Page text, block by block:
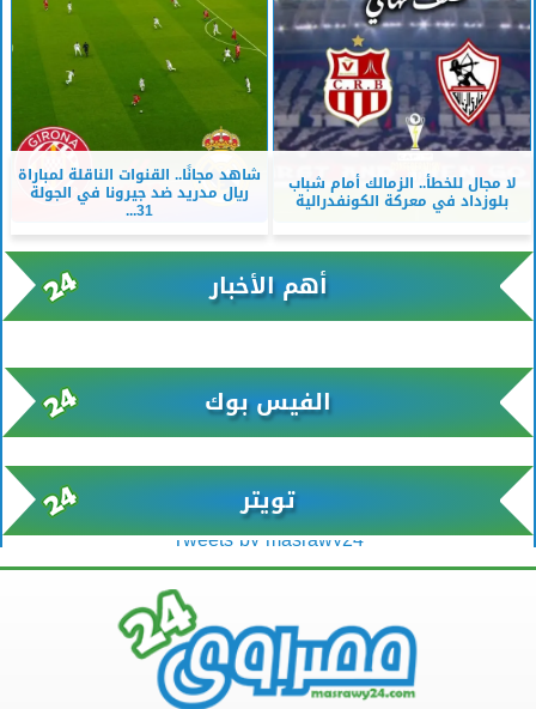
لا مجال للخطأ.. الزمالك أمام شباب
بلوزداد في معركة الكونفدرالية
شاهد مجانًا.. القنوات الناقلة لمباراة
ريال مدريد ضد جيرونا في الجولة
31...
أهم الأخبار
الفيس بوك
تويتر
Tweets by masrawy24